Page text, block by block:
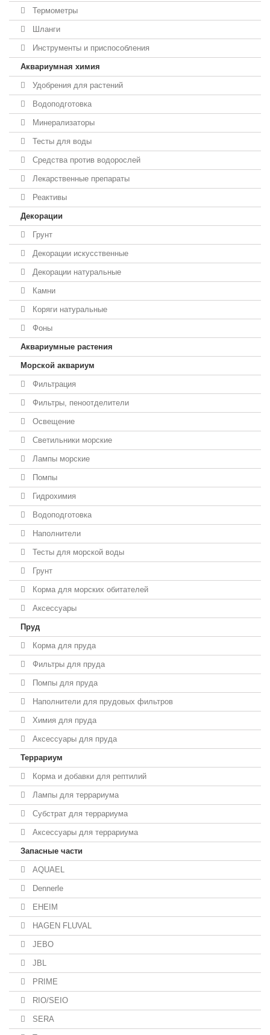
Термометры
Шланги
Инструменты и приспособления
Аквариумная химия
Удобрения для растений
Водоподготовка
Минерализаторы
Тесты для воды
Средства против водорослей
Лекарственные препараты
Реактивы
Декорации
Грунт
Декорации искусственные
Декорации натуральные
Камни
Коряги натуральные
Фоны
Аквариумные растения
Морской аквариум
Фильтрация
Фильтры, пеноотделители
Освещение
Светильники морские
Лампы морские
Помпы
Гидрохимия
Водоподготовка
Наполнители
Тесты для морской воды
Грунт
Корма для морских обитателей
Аксессуары
Пруд
Корма для пруда
Фильтры для пруда
Помпы для пруда
Наполнители для прудовых фильтров
Химия для пруда
Аксессуары для пруда
Террариум
Корма и добавки для рептилий
Лампы для террариума
Субстрат для террариума
Аксессуары для террариума
Запасные части
AQUAEL
Dennerle
EHEIM
HAGEN FLUVAL
JEBO
JBL
PRIME
RIO/SEIO
SERA